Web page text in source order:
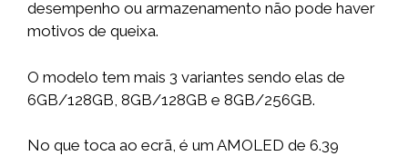
desempenho ou armazenamento não pode haver
motivos de queixa.
O modelo tem mais 3 variantes sendo elas de
6GB/128GB, 8GB/128GB e 8GB/256GB.
No que toca ao ecrã, é um AMOLED de 6.39